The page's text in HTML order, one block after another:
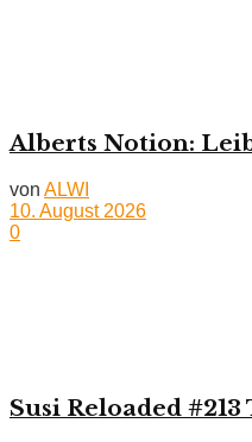
Alberts Notion:
von ALWI
10. August 2026
0
Susi Reloaded